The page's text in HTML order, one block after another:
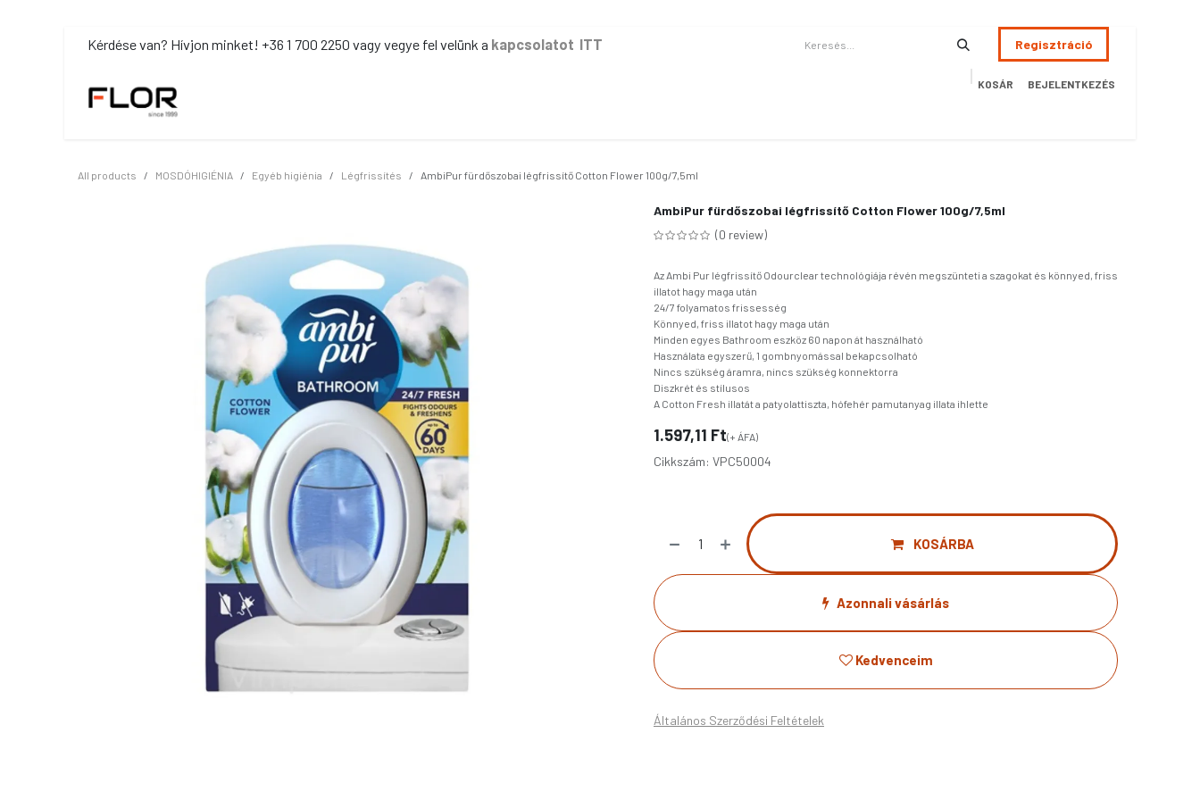
​Kérdése van? Hívjon minket! +36 1 700 2250 vagy vegye fel velünk a kapcsolatot ITT Regisztráció
KOSÁR BEJELENTKEZÉS
All products MOSDÓHIGIÉNIA Egyéb higiénia Légfrissítés AmbiPur fürdőszobai légfrissítő Cotton Flower 100g/7,5ml
AmbiPur fürdőszobai légfrissítő Cotton Flower 100g/7,5ml
(0 review)
Az Ambi Pur légfrissítő Odourclear technológiája révén megszünteti a szagokat és könnyed, friss
illatot hagy maga után
24/7 folyamatos frissesség
Könnyed, friss illatot hagy maga után
Minden egyes Bathroom eszköz 60 napon át használható
Használata egyszerű, 1 gombnyomással bekapcsolható
Nincs szükség áramra, nincs szükség konnektorra
Diszkrét és stílusos
A Cotton Fresh illatát a patyolattiszta, hófehér pamutanyag illata ihlette
1.597,11 Ft(+ ÁFA)
Cikkszám: VPC50004
KOSÁRBA
Azonnali vásárlás
Kedvenceim
Általános Szerződési Feltételek